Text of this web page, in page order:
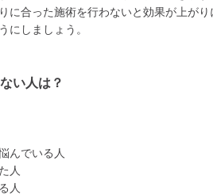
に合った施術を行わないと効果が上がり
にしましょう。
い人は？
んでいる人
人
人